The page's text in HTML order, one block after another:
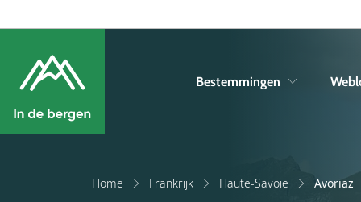
Bestemmingen
Home Frankrijk Haute-Savoie Avoriaz